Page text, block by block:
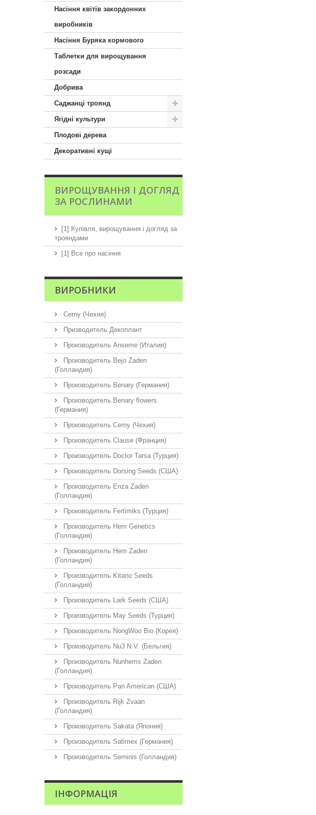
Насіння квітів закордонних
виробників
Насіння Буряка кормового
Таблетки для вирощування
розсади
Добрива
Саджанці троянд
Ягідні культури
Плодові дерева
Декоративні кущі
ВИРОЩУВАННЯ І ДОГЛЯД
ЗА РОСЛИНАМИ
[1] Купівля, вирощування і догляд за
трояндами
[1] Все про насіння
ВИРОБНИКИ
Cerny (Чехия)
Призводитель Декоплант
Производитель Anseme (Италия)
Производитель Bejo Zaden
(Голландия)
Производитель Benary (Германия)
Производитель Benary flowers
(Германия)
Производитель Cerny (Чехия)
Производитель Clause (Франция)
Производитель Doctor Tarsa (Турция)
Производитель Dorsing Seeds (США)
Производитель Enza Zaden
(Голландия)
Производитель Fertimiks (Турция)
Производитель Hem Genetics
(Голландия)
Производитель Hem Zaden
(Голландия)
Производитель Kitano Seeds
(Голландия)
Производитель Lark Seeds (США)
Производитель May Seeds (Турция)
Производитель NongWoo Bio (Корея)
Производитель Nu3 N.V. (Бельгия)
Производитель Nunhems Zaden
(Голландия)
Производитель Pan American (США)
Производитель Rijk Zvaan
(Голландия)
Производитель Sakata (Япония)
Производитель Satimex (Германия)
Производитель Seminis (Голландия)
ІНФОРМАЦІЯ